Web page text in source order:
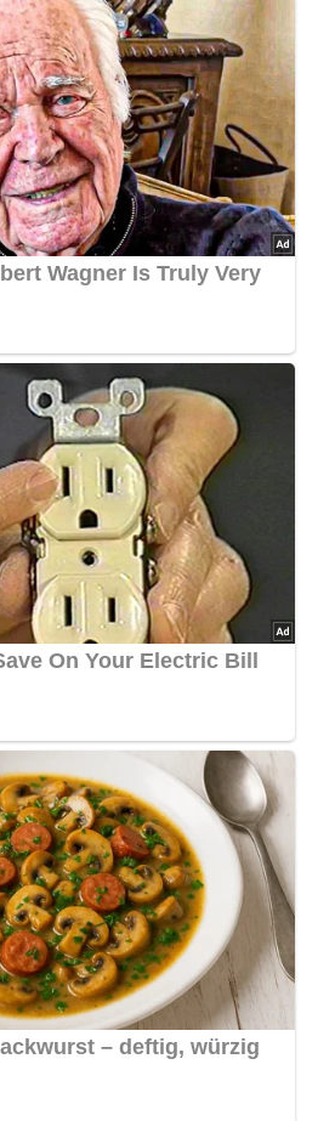
20 Minuten
10 Minuten
30 Minuten
des Weißbrots
Salzwasser
der Knödel
der braunen Butter
– zum Würfeln des
& Haltbarkeit
2 Tage im Kühlschrank
besten in einem luftdichten
empfiehlt es sich, die
oder in der Mikrowelle kurz
sich auch gut einfrieren
und aufgewärmt